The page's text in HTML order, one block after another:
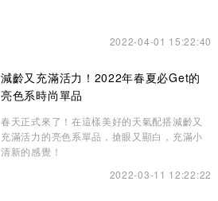
2022-04-01 15:22:40
減齡又充滿活力！2022年春夏必Get的
亮色系時尚單品
春天正式來了！在這樣美好的天氣配搭減齡又
充滿活力的亮色系單品，搶眼又顯白，充滿小
清新的感覺！
2022-03-11 12:22:22